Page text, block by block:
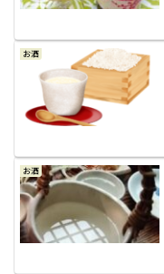
お酒
お酒